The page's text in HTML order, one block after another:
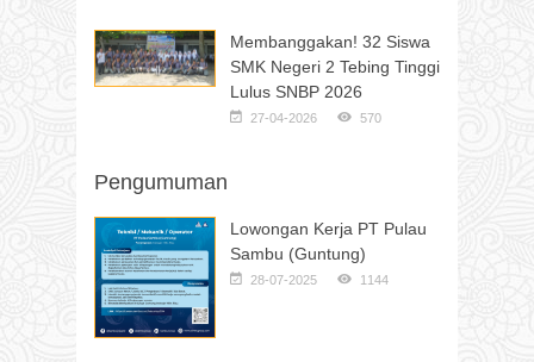
Membanggakan! 32 Siswa
SMK Negeri 2 Tebing Tinggi
Lulus SNBP 2026
27-04-2026 570
Pengumuman
Lowongan Kerja PT Pulau
Sambu (Guntung)
28-07-2025 1144